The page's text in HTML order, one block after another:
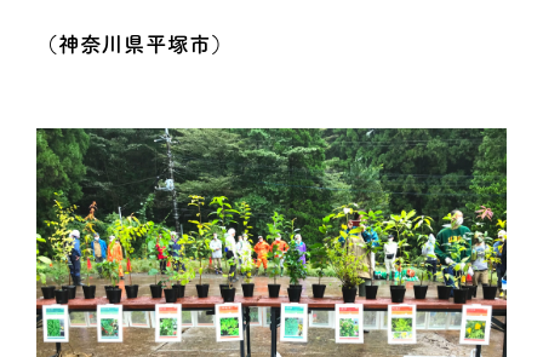
（神奈川県平塚市）